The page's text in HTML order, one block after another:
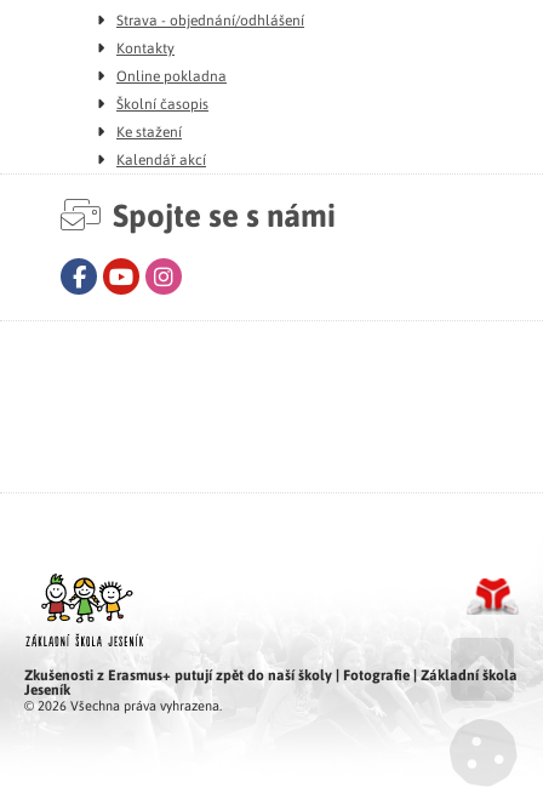
Strava - objednání/odhlášení
Kontakty
Online pokladna
Školní časopis
Ke stažení
Kalendář akcí
Spojte se s námi
FacebookYoutube
Zkušenosti z Erasmus+ putují zpět do naší školy | Fotografie | Základní škola
Jeseník
© 2026 Všechna práva vyhrazena.
Go